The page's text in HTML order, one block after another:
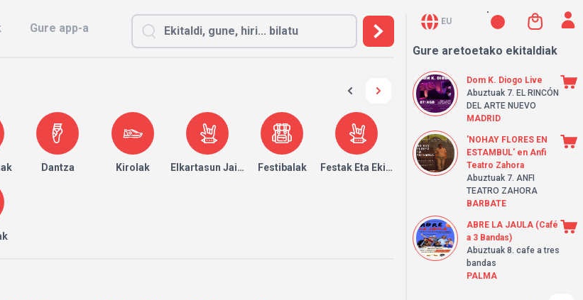
Gure app-a
Dantza Kirolak Elkartasun JaialdiakFestibalak Festak Eta Ekitaldiak
EU
Gure aretoetako ekitaldiak
Dom K. Diogo Live
Abuztuak 7. EL RINCÓN
DEL ARTE NUEVO
MADRID
'NOHAY FLORES EN
ESTAMBUL' en Anfi
Teatro Zahora
Abuztuak 7. ANFI
TEATRO ZAHORA
BARBATE
ABRE LA JAULA (Café
a 3 Bandas)
Abuztuak 8. cafe a tres
bandas
PALMA